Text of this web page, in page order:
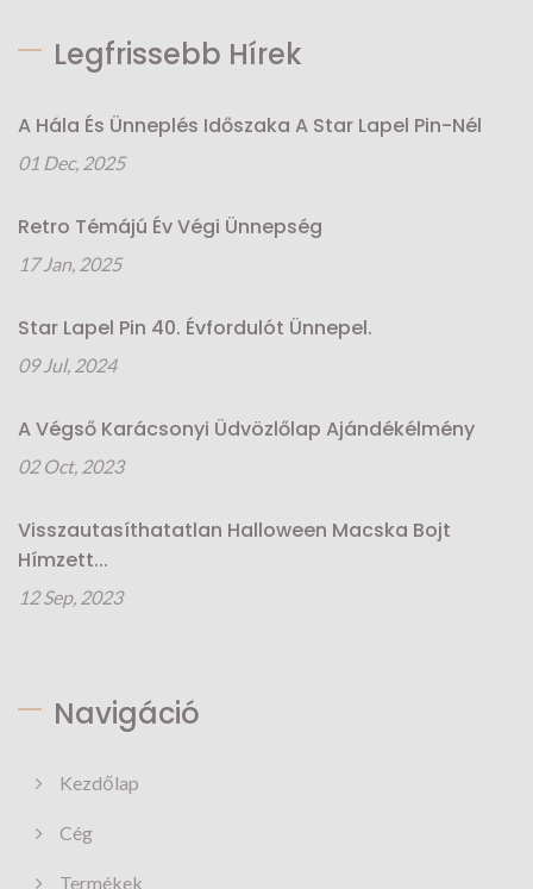
Legfrissebb Hírek
A Hála És Ünneplés Időszaka A Star Lapel Pin-Nél
01 Dec, 2025
Retro Témájú Év Végi Ünnepség
17 Jan, 2025
Star Lapel Pin 40. Évfordulót Ünnepel.
09 Jul, 2024
A Végső Karácsonyi Üdvözlőlap Ajándékélmény
02 Oct, 2023
Visszautasíthatatlan Halloween Macska Bojt
Hímzett...
12 Sep, 2023
Navigáció
Kezdőlap
Cég
Termékek